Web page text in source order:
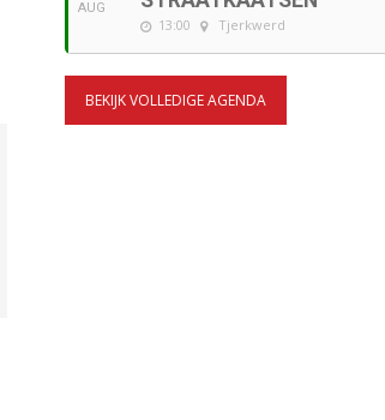
AUG
13:00 Tjerkwerd
BEKIJK VOLLEDIGE AGENDA